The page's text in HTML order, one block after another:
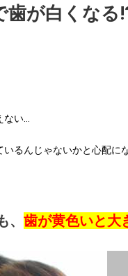
歯が白くな
い…
るんじゃないかと心配に
歯が黄色いと大